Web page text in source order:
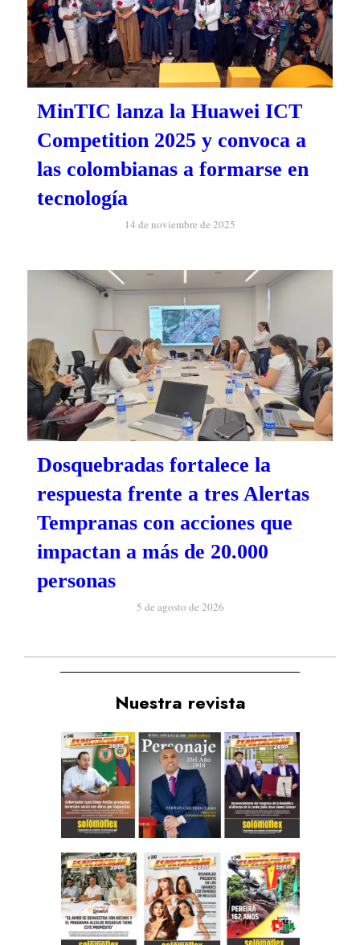
MinTIC lanza la Huawei ICT
Competition 2025 y convoca a
las colombianas a formarse en
tecnología
14 de noviembre de 2025
Dosquebradas fortalece la
respuesta frente a tres Alertas
Tempranas con acciones que
impactan a más de 20.000
personas
5 de agosto de 2026
Nuestra revista